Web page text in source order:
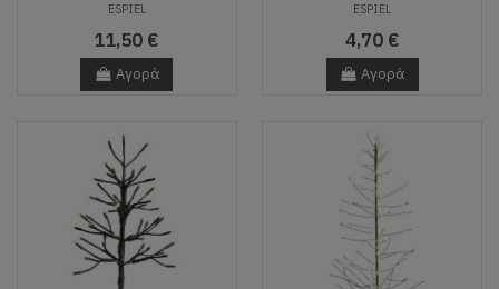
ESPIEL
11,50 €
Αγορά
ESPIEL
4,70 €
Αγορά